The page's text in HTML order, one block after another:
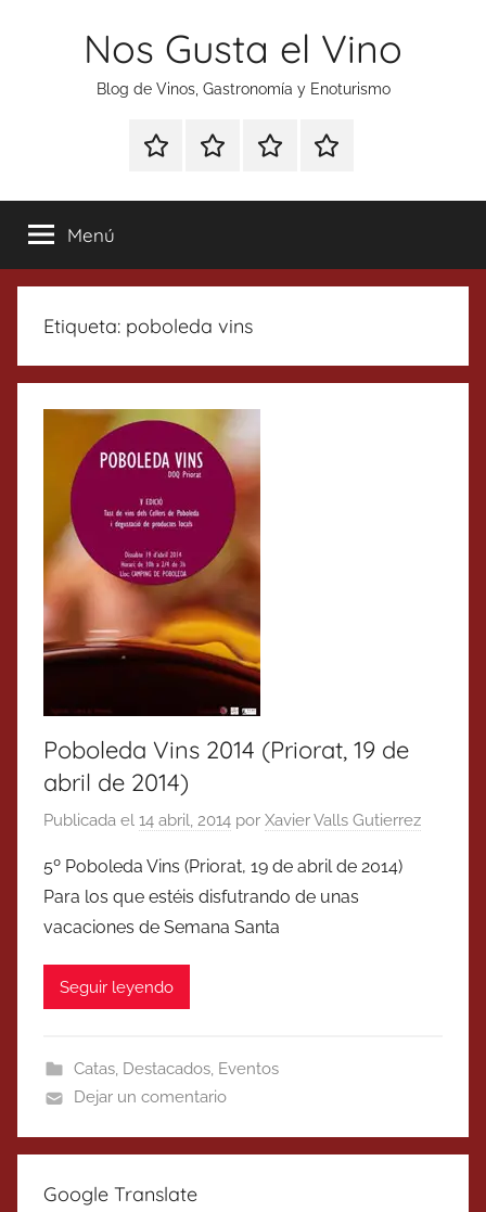
Nos Gusta el Vino
Blog de Vinos, Gastronomía y Enoturismo
Especial
Tonics
Enoturismo
Gastronomía
RankingContacto
Menú
Etiqueta: poboleda vins
Poboleda Vins 2014 (Priorat, 19 de
abril de 2014)
Publicada el 14 abril, 2014 por Xavier Valls Gutierrez
5º Poboleda Vins (Priorat, 19 de abril de 2014)
Para los que estéis disfutrando de unas
vacaciones de Semana Santa
Seguir leyendo
Catas, Destacados, Eventos
Dejar un comentario
Google Translate